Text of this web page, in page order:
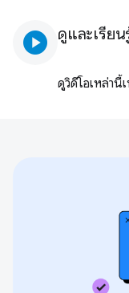
play_circle ดูและเรียน
ดูวิดีโอเหล่า